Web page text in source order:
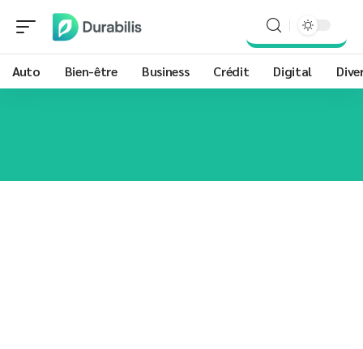
Auto Bien-être Business Crédit Digital